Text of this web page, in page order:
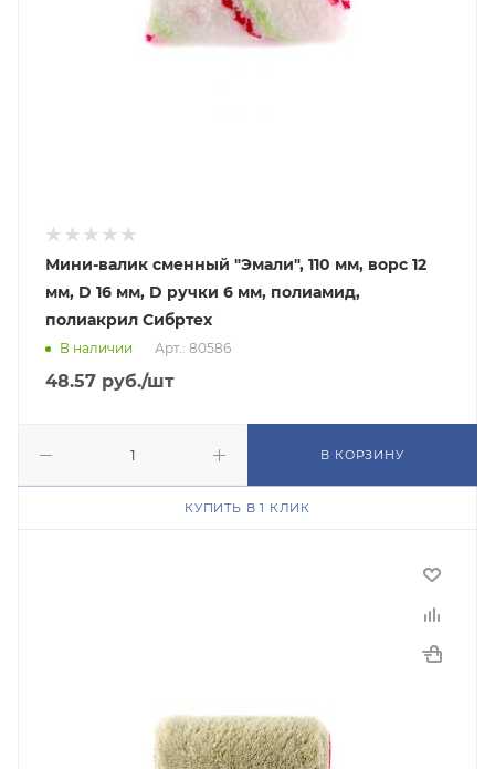
Мини-валик сменный "Эмали", 110 мм, ворс 12
мм, D 16 мм, D ручки 6 мм, полиамид,
полиакрил Сибртех
В наличии Арт.: 80586
48.57 руб./шт
В КОРЗИНУ
КУПИТЬ В 1 КЛИК